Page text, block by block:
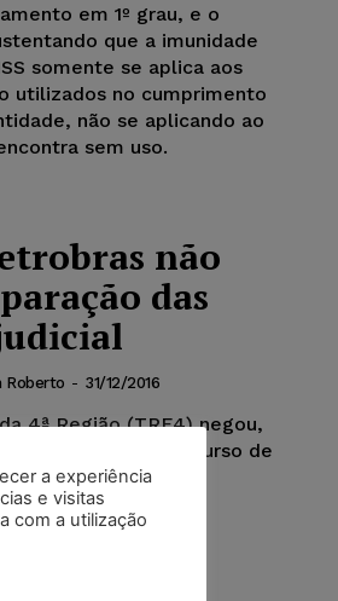
em 1º grau, e o
que a imunidade
somente se aplica aos
utilizados no cumprimento
não se aplicando ao
sem uso.
não
das
Roberto - 31/12/2016
4ª Região (TRF4) negou,
14 de dezembro, recurso de
pedia...
a experiência
e visitas
com a utilização